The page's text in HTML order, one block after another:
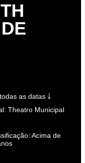
as datas ￬
Theatro Municipal
Acima de